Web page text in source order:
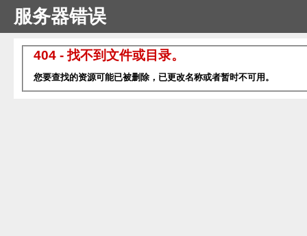
服务器错误
404 - 找不到文件或目录。
您要查找的资源可能已被删除，已更改名称或者暂时不可用。